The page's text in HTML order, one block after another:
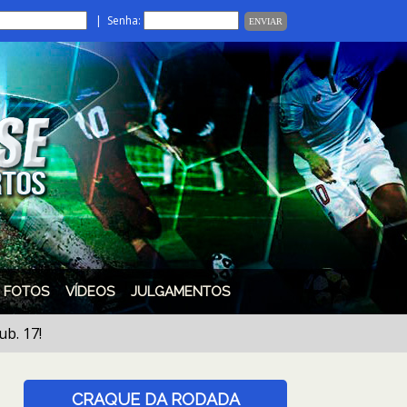
| Senha:
FOTOS VÍDEOS JULGAMENTOS
CRAQUE DA RODADA